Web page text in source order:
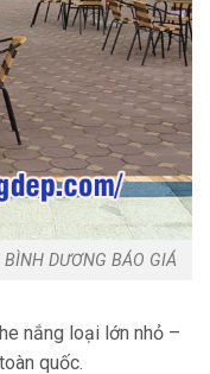
DƯƠNG BÁO GIÁ
nắng loại lớn nhỏ –
quốc.